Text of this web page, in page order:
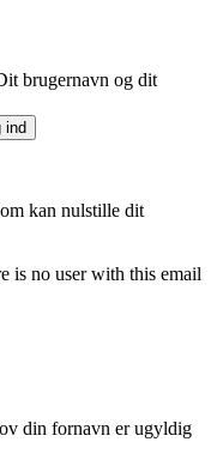
brugernavn og dit
ind
kan nulstille dit
is no user with this email
din fornavn er ugyldig